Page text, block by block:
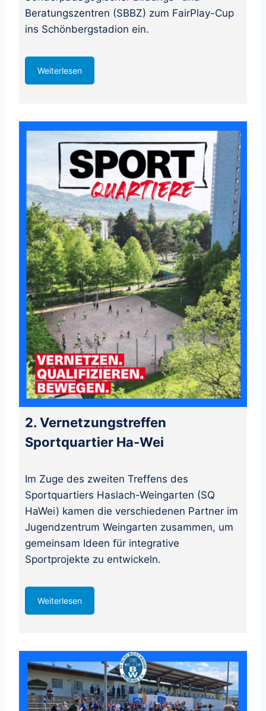
Beratungszentren (SBBZ) zum FairPlay-Cup
ins Schönbergstadion ein.
Weiterlesen
2. Vernetzungstreffen
Sportquartier Ha-Wei
Im Zuge des zweiten Treffens des
Sportquartiers Haslach-Weingarten (SQ
HaWei) kamen die verschiedenen Partner im
Jugendzentrum Weingarten zusammen, um
gemeinsam Ideen für integrative
Sportprojekte zu entwickeln.
Weiterlesen